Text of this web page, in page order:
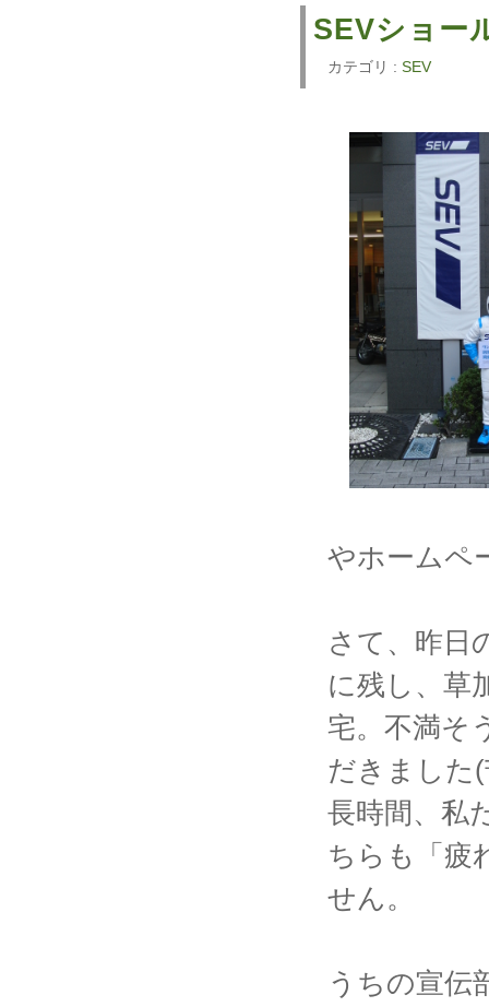
SEVショー
カテゴリ : SEV
やホームペ
さて、昨日
に残し、草
宅。不満そ
だきました
長時間、私
ちらも「疲
せん。
うちの宣伝